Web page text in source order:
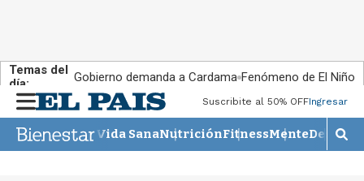
Temas del
día:
Gobierno demanda a Cardama Fenómeno de El Niño
n
u
Suscribite al 50% OFFIngresar
Vida SanaNutriciónFitnessMente
M
o